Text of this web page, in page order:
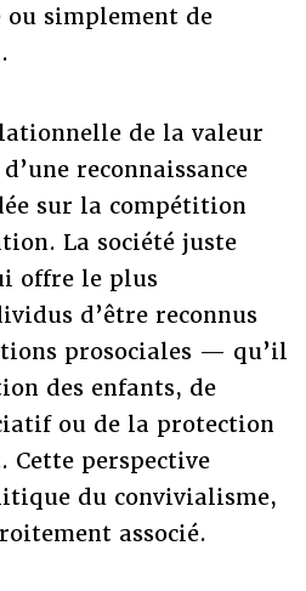
simplement de
de la valeur
reconnaissance
sur la compétition
La société juste
offre le plus
d’être reconnus
prosociales — qu’il
des enfants, de
ou de la protection
Cette perspective
du convivialisme,
associé.